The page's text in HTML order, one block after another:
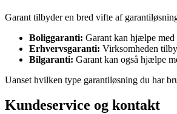
Garant tilbyder en bred vifte af
Boliggaranti: Garant kan hjælpe
Erhvervsgaranti: Virksomheden
Bilgaranti: Garant kan også hjælpe
Uanset hvilken type garantiløsning du har
Kundeservice og kontakt